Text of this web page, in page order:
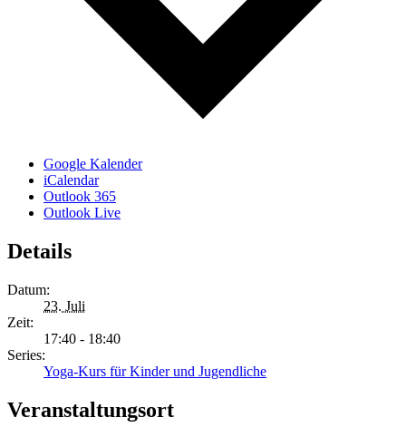
Google Kalender
iCalendar
Outlook 365
Outlook Live
Details
Datum:
23. Juli
Zeit:
17:40 - 18:40
Series:
Yoga-Kurs für Kinder und Jugendliche
Veranstaltungsort